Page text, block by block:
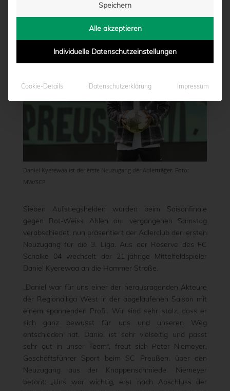
vonMarcel Weskamp|17.05.2023 - 14:34
Daniel Kyerewaa ist der erste Neuzugang der Adlerträger. Foto:
MW/SCP
Sieben Aufstiegshelden wurden beim Saisonfinale
gegen Rot-Weiss Ahlen am vergangenen Samstag
verabschiedet, nun präsentiert der Adlerclub den ersten
Neuzugang für die 3. Liga. Aus der Reserve des FC
Schalke 04 wechselt der 21-jährige Mittelfeldspieler
Daniel Kyerewaa an die Hammer Straße.
„Daniel war für uns einer der herausragenden Akteure
der Regionalliga West in der abgelaufenen Saison mit
einem spannenden Profil. Wir sind sehr stolz, dass er
sich ganz bewusst für uns und unseren Weg
entschieden hat. Daniel ist sehr vielseitig und passt
sehr gut in unser Team“, freut sich Peter Niemeyer,
Geschäftsführer Sport beim SC Preußen, über den
Neuzugang aus der Knappenschmiede. Niemeyer
betont: „Uns war wichtig, erst nach Abschluss der
Speichern
Alle akzeptieren
Individuelle Datenschutzeinstellungen
Cookie-Details Datenschutzerklärung Impressum